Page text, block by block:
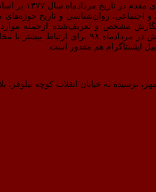
از طرف وزارت فرهنگ و ارشاد اسلامی رسماً شروع به کار کرد.
اجتماعی، روان‌شناسی و تاریخ
مشخص و تعریف‌شده ازجمله
استاندارهای بالاتری دست پیدا
اینستاگرام هم مقدور است.
نرسیده به خیابان انقلاب کوچه نیلوفر،